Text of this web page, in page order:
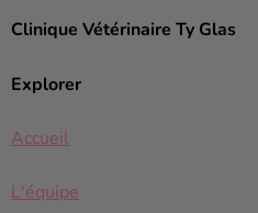
Explorer
Accueil
L'équipe
Clinique Vétérinaire Ty Glas